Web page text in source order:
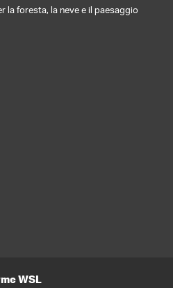
foresta, la neve e il paesaggio
WSL